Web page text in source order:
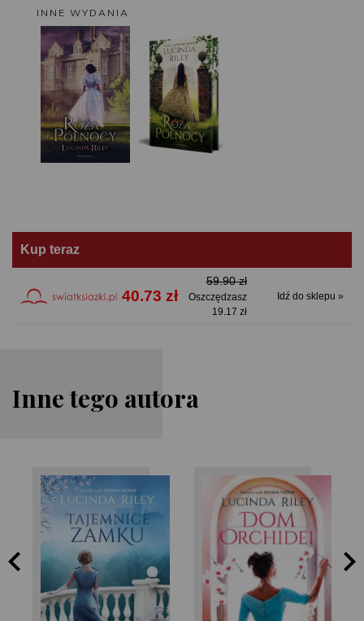
INNE WYDANIA
Kup teraz
40.73 zł
59.90 zł
Oszczędzasz
19.17 zł
Idź do sklepu »
Inne tego autora
Lucinda Riley Lucinda Riley